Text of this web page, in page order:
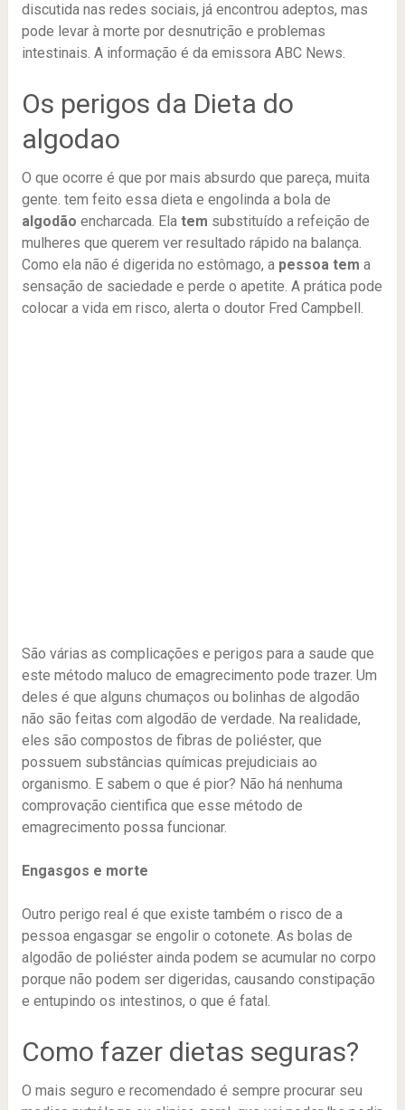
discutida nas redes sociais, já encontrou adeptos, mas
pode levar à morte por desnutrição e problemas
intestinais. A informação é da emissora ABC News.
Os perigos da Dieta do
algodao
O que ocorre é que por mais absurdo que pareça, muita
gente. tem feito essa dieta e engolinda a bola de
algodão encharcada. Ela tem substituído a refeição de
mulheres que querem ver resultado rápido na balança.
Como ela não é digerida no estômago, a pessoa tem a
sensação de saciedade e perde o apetite. A prática pode
colocar a vida em risco, alerta o doutor Fred Campbell.
São várias as complicações e perigos para a saude que
este método maluco de emagrecimento pode trazer. Um
deles é que alguns chumaços ou bolinhas de algodão
não são feitas com algodão de verdade. Na realidade,
eles são compostos de fibras de poliéster, que
possuem substâncias químicas prejudiciais ao
organismo. E sabem o que é pior? Não há nenhuma
comprovação cientifica que esse método de
emagrecimento possa funcionar.
Engasgos e morte
Outro perigo real é que existe também o risco de a
pessoa engasgar se engolir o cotonete. As bolas de
algodão de poliéster ainda podem se acumular no corpo
porque não podem ser digeridas, causando constipação
e entupindo os intestinos, o que é fatal.
Como fazer dietas seguras?
O mais seguro e recomendado é sempre procurar seu